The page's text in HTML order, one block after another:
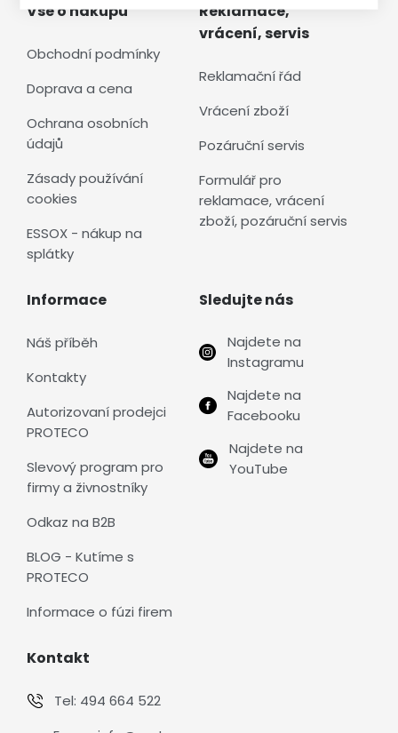
Vše o nákupu
Obchodní podmínky
Doprava a cena
Ochrana osobních
údajů
Zásady používání
cookies
ESSOX - nákup na
splátky
Reklamace,
vrácení, servis
Reklamační řád
Vrácení zboží
Pozáruční servis
Formulář pro
reklamace, vrácení
zboží, pozáruční servis
Informace
Náš příběh
Kontakty
Autorizovaní prodejci
PROTECO
Slevový program pro
firmy a živnostníky
Odkaz na B2B
BLOG - Kutíme s
PROTECO
Informace o fúzi firem
Sledujte nás
Najdete na
Instagramu
Najdete na
Facebooku
Najdete na
YouTube
Kontakt
Tel: 494 664 522